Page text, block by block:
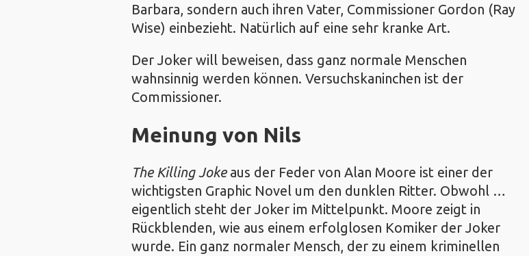
Barbara, sondern auch ihren Vater, Commissioner Gordon (Ray
Wise) einbezieht. Natürlich auf eine sehr kranke Art.
Der Joker will beweisen, dass ganz normale Menschen
wahnsinnig werden können. Versuchskaninchen ist der
Commissioner.
Meinung von Nils
The Killing Jokeaus der Feder von Alan Moore ist einer der
wichtigsten Graphic Novel um den dunklen Ritter. Obwohl …
eigentlich steht der Joker im Mittelpunkt. Moore zeigt in
Rückblenden, wie aus einem erfolglosen Komiker der Joker
wurde. Ein ganz normaler Mensch, der zu einem kriminellen